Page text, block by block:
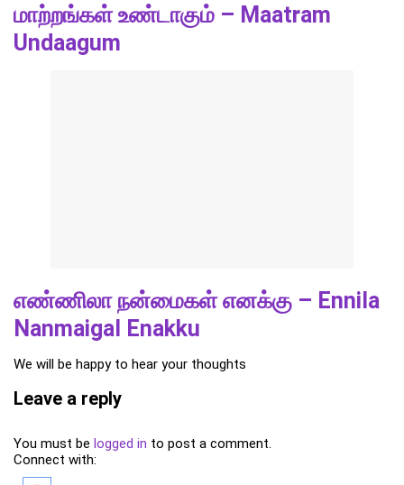
மாற்றங்கள் உண்டாகும் – Maatram
Undaagum
எண்ணிலா நன்மைகள் எனக்கு – Ennila
Nanmaigal Enakku
We will be happy to hear your thoughts
Leave a reply
You must be logged in to post a comment.
Connect with: